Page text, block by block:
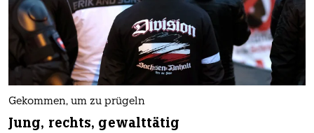
Gekommen, um zu prügeln
Jung, rechts, gewalttätig